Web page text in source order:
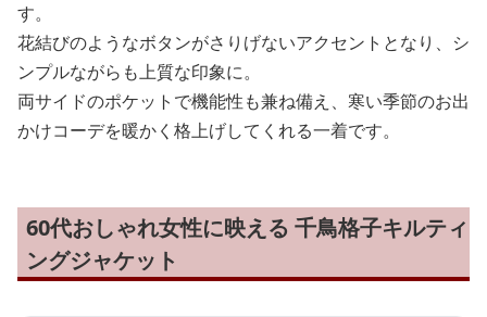
す。
花結びのようなボタンがさりげないアクセントとなり、シ
ンプルながらも上質な印象に。
両サイドのポケットで機能性も兼ね備え、寒い季節のお出
かけコーデを暖かく格上げしてくれる一着です。
60代おしゃれ女性に映える 千鳥格子キルティ
ングジャケット